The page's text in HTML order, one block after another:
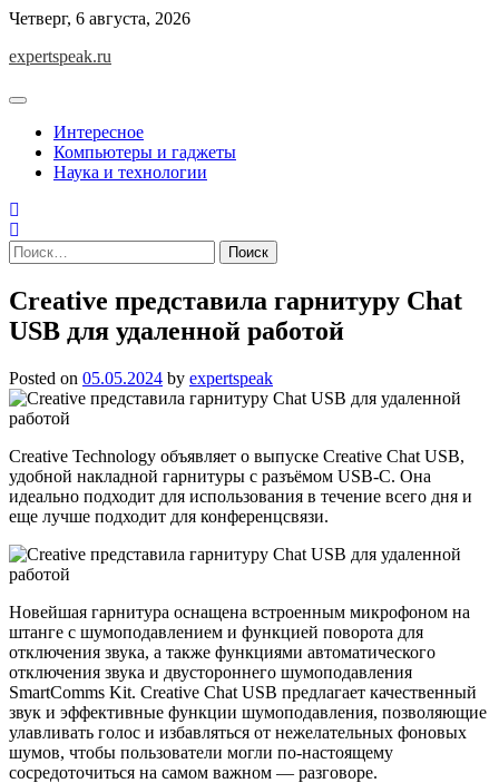
Skip
content
Четверг, 6 августа, 2026
expertspeak.ru
Интересное
Компьютеры и гаджеты
Наука и технологии
Найти:
Creative представила гарнитуру Chat
USB для удаленной работой
Posted on 05.05.2024 by expertspeak
Creative Technology объявляет о выпуске Creative Chat USB,
удобной накладной гарнитуры с разъёмом USB-C. Она
идеально подходит для использования в течение всего дня и
еще лучше подходит для конференцсвязи.
Новейшая гарнитура оснащена встроенным микрофоном на
штанге с шумоподавлением и функцией поворота для
отключения звука, а также функциями автоматического
отключения звука и двустороннего шумоподавления
SmartComms Kit. Creative Chat USB предлагает качественный
звук и эффективные функции шумоподавления, позволяющие
улавливать голос и избавляться от нежелательных фоновых
шумов, чтобы пользователи могли по-настоящему
сосредоточиться на самом важном — разговоре.